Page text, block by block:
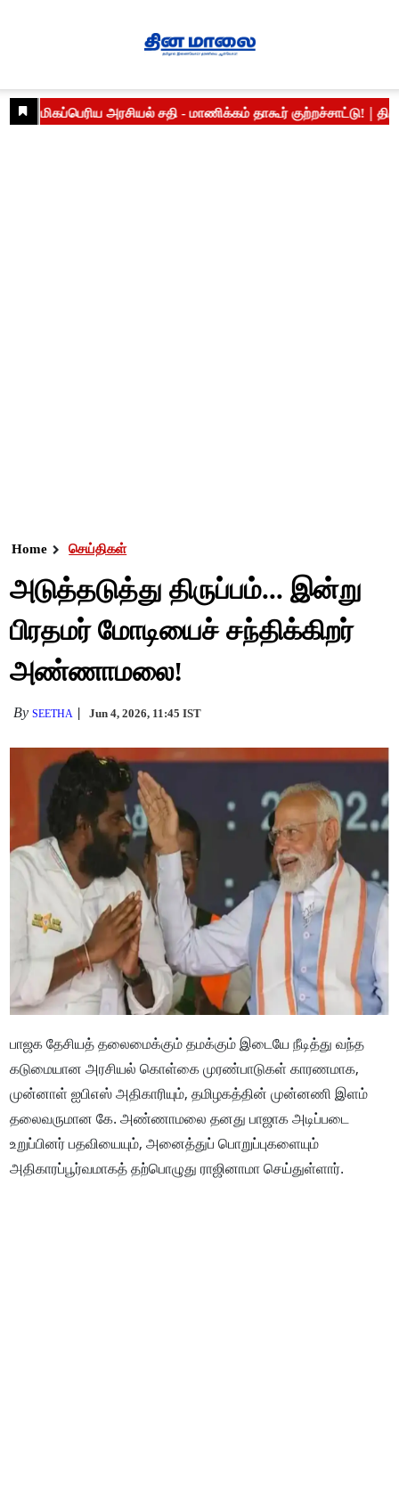
Home செய்திகள்
அடுத்தடுத்து திருப்பம்... இன்று
பிரதமர் மோடியைச் சந்திக்கிறர்
அண்ணாமலை!
BySEETHA Jun 4, 2026, 11:45 IST
பாஜக தேசியத் தலைமைக்கும் தமக்கும் இடையே நீடித்து வந்த
கடுமையான அரசியல் கொள்கை முரண்பாடுகள் காரணமாக,
முன்னாள் ஐபிஎஸ் அதிகாரியும், தமிழகத்தின் முன்னணி இளம்
தலைவருமான கே. அண்ணாமலை தனது பாஜாக அடிப்படை
உறுப்பினர் பதவியையும், அனைத்துப் பொறுப்புகளையும்
அதிகாரப்பூர்வமாகத் தற்பொழுது ராஜினாமா செய்துள்ளார்.